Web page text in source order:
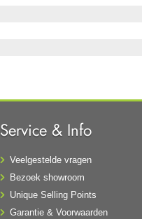
Service & Info
Veelgestelde vragen
Bezoek showroom
Unique Selling Points
Garantie & Voorwaarden